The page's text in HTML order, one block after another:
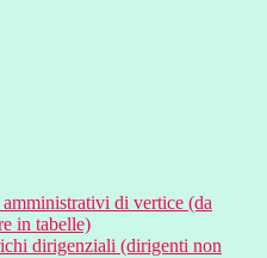
di vertice (da
in tabelle)
dirigenziali (dirigenti non